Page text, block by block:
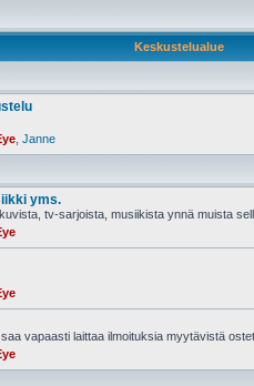
Keskustelualue
Janne
yms.
tv-sarjoista, musiikista ynnä muista
vapaasti laittaa ilmoituksia myytävistä